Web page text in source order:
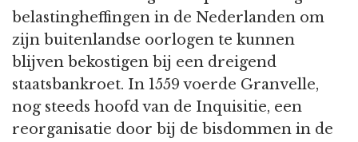
belastingheffingen in de Nederlanden om
zijn buitenlandse oorlogen te kunnen
blijven bekostigen bij een dreigend
staatsbankroet. In 1559 voerde Granvelle,
nog steeds hoofd van de Inquisitie, een
reorganisatie door bij de bisdommen in de